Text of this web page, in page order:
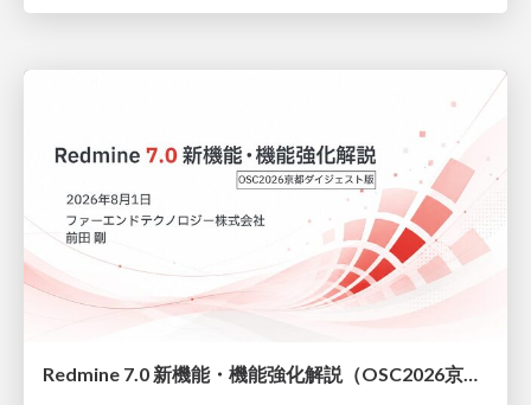
Redmine 7.0 新機能・機能強化解説（OSC2026京都ダイジェスト版）